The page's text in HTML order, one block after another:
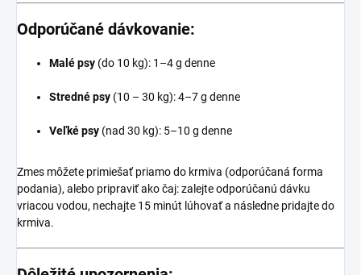
Odporúčané dávkovanie:
Malé psy (do 10 kg): 1–4 g denne
Stredné psy (10 – 30 kg): 4–7 g denne
Veľké psy (nad 30 kg): 5–10 g denne
Zmes môžete primiešať priamo do krmiva (odporúčaná forma
podania), alebo pripraviť ako čaj: zalejte odporúčanú dávku
vriacou vodou, nechajte 15 minút lúhovať a následne pridajte do
krmiva.